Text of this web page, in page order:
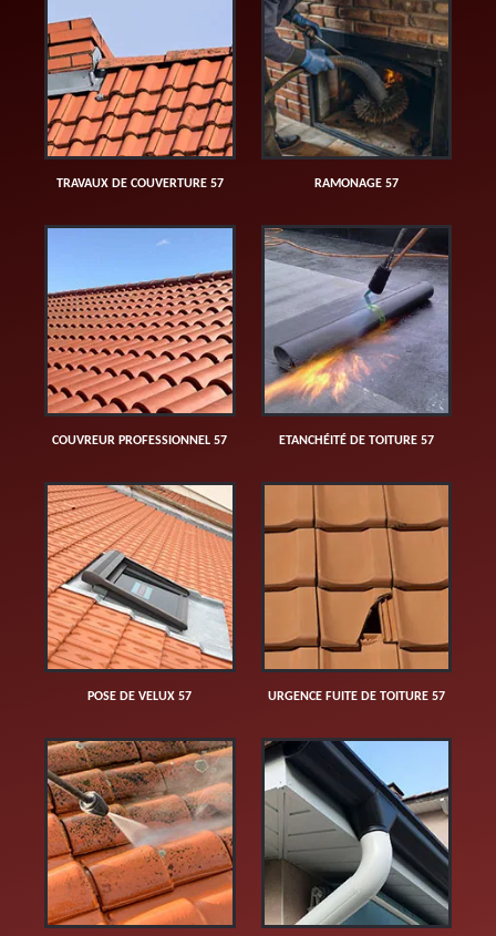
TRAVAUX DE COUVERTURE 57 RAMONAGE 57
COUVREUR PROFESSIONNEL 57 ETANCHÉITÉ DE TOITURE 57
POSE DE VELUX 57 URGENCE FUITE DE TOITURE 57